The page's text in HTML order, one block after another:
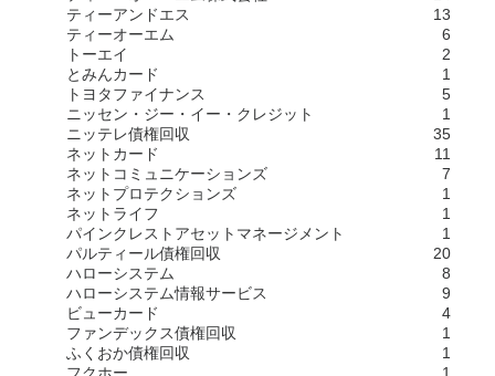
ティーアンドエス
13
ティーオーエム
6
トーエイ
2
とみんカード
1
トヨタファイナンス
5
ニッセン・ジー・イー・クレジット
1
ニッテレ債権回収
35
ネットカード
11
ネットコミュニケーションズ
7
ネットプロテクションズ
1
ネットライフ
1
パインクレストアセットマネージメント
1
パルティール債権回収
20
ハローシステム
8
ハローシステム情報サービス
9
ビューカード
4
ファンデックス債権回収
1
ふくおか債権回収
1